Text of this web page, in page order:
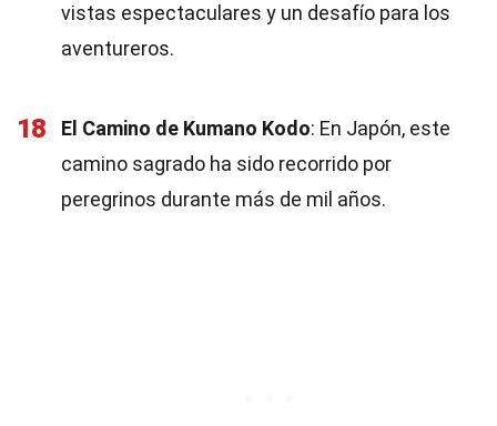
vistas espectaculares y un desafío para los
aventureros.
18 El Camino de Kumano Kodo: En Japón, este
camino sagrado ha sido recorrido por
peregrinos durante más de mil años.